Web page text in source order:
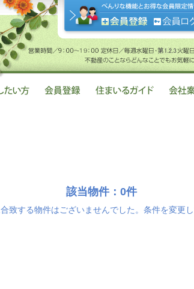
該当物件：0件
致する物件はございませんでした。条件を変更